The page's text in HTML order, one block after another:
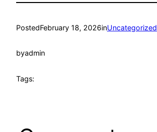
PostedFebruary 18, 2026inUncategorized
byadmin
Tags: